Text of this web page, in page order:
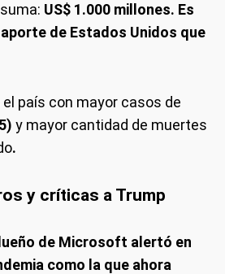
US$ 1.000 millones. Es
de Estados Unidos que
el país con mayor casos de
y mayor cantidad de muertes
.
y críticas a Trump
de Microsoft alertó en
como la que ahora